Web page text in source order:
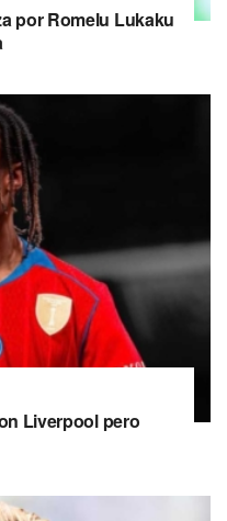
por Romelu Lukaku
Liverpool pero